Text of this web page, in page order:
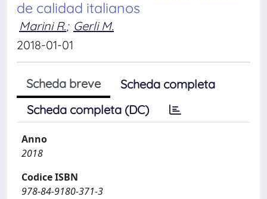
de calidad italianos
Marini R.; Gerli M.
2018-01-01
Scheda breve
Scheda completa
Scheda completa (DC)
Anno
2018
Codice ISBN
978-84-9180-371-3